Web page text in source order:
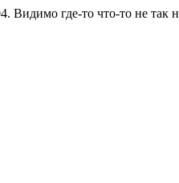
где-то что-то не так